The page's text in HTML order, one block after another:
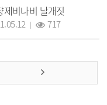
제비나비 날개짓
717